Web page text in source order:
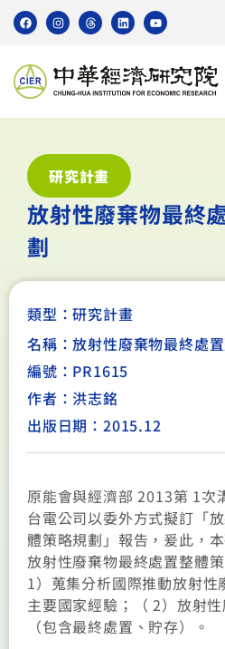
研究計畫
放射性廢棄物最終
劃
類型：研究計畫
名稱：放射性廢棄物最終處
編號：PR1615
作者：洪志銘
出版日期：2015.12
原能會與經濟部 2013第 1次
台電公司以委外方式擬訂「
體策略規劃」報告，爰此，
放射性廢棄物最終處置整體
1）蒐集分析國際推動放射
主要國家經驗；（ 2）放射
（包含最終處置、貯存）。